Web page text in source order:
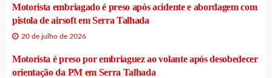
Motorista embriagado é preso após acidente e abordagem com
pistola de airsoft em Serra Talhada
20 de julho de 2026
Motorista é preso por embriaguez ao volante após desobedecer
orientação da PM em Serra Talhada